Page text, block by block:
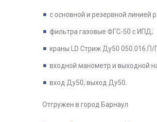
с основной и резервной линией
фильтра газовые ФГС-50 с ИПД;
краны LD Стриж Ду50 050.016.П/
входной манометр и выходной
вход Ду50, выход Ду50.
Отгружен в город Барнаул